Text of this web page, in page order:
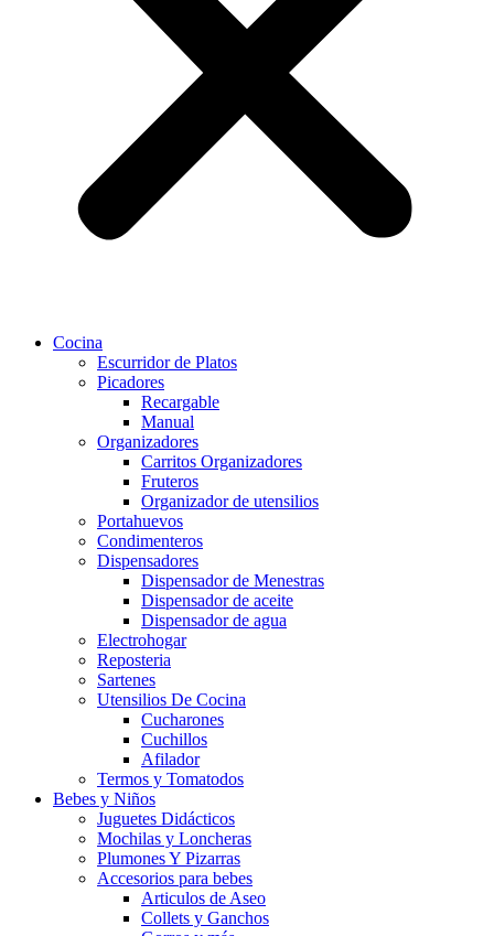
Cocina
Escurridor de Platos
Picadores
Recargable
Manual
Organizadores
Carritos Organizadores
Fruteros
Organizador de utensilios
Portahuevos
Condimenteros
Dispensadores
Dispensador de Menestras
Dispensador de aceite
Dispensador de agua
Electrohogar
Reposteria
Sartenes
Utensilios De Cocina
Cucharones
Cuchillos
Afilador
Termos y Tomatodos
Bebes y Niños
Juguetes Didácticos
Mochilas y Loncheras
Plumones Y Pizarras
Accesorios para bebes
Articulos de Aseo
Collets y Ganchos